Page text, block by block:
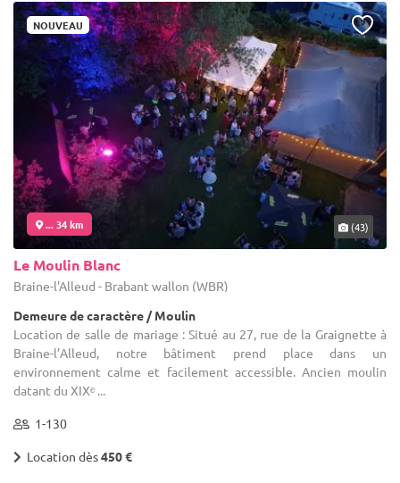
NOUVEAU
... 34 km (43)
Le Moulin Blanc
Braine-l'Alleud - Brabant wallon (WBR)
Demeure de caractère / Moulin
Location de salle de mariage : Situé au 27, rue de la Graignette à
Braine-l’Alleud, notre bâtiment prend place dans un
environnement calme et facilement accessible. Ancien moulin
datant du XIXᵉ ...
1-130
Location dès450 €